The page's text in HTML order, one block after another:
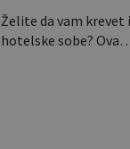
Želite da vam krevet
hotelske sobe?